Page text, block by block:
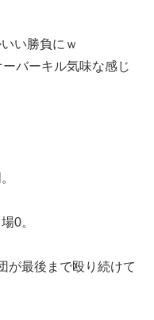
い勝負にｗ
バーキル気味な感じ
0。
が最後まで殴り続けて